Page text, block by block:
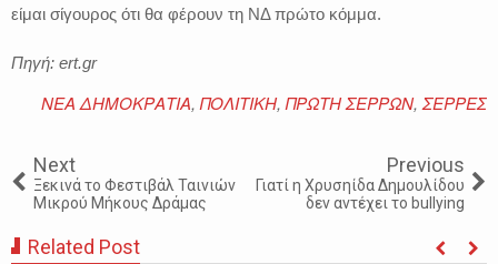
είμαι σίγουρος ότι θα φέρουν τη ΝΔ πρώτο κόμμα.
Πηγή: ert.gr
ΝΕΑ ΔΗΜΟΚΡΑΤΙΑ, ΠΟΛΙΤΙΚΗ, ΠΡΩΤΗ ΣΕΡΡΩΝ, ΣΕΡΡΕΣ
Next
Ξεκινά το Φεστιβάλ Ταινιών
Μικρού Μήκους Δράμας
Previous
Γιατί η Χρυσηίδα Δημουλίδου
δεν αντέχει το bullying
Related Post